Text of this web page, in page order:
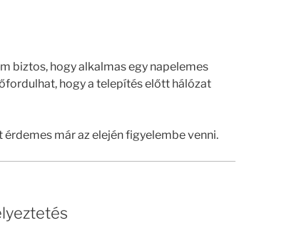
biztos, hogy alkalmas egy napelemes
hogy a telepítés előtt hálózat
már az elején figyelembe venni.